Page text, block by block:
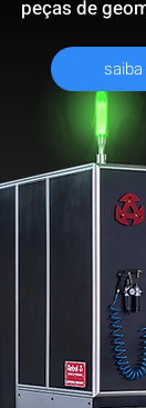
peças de